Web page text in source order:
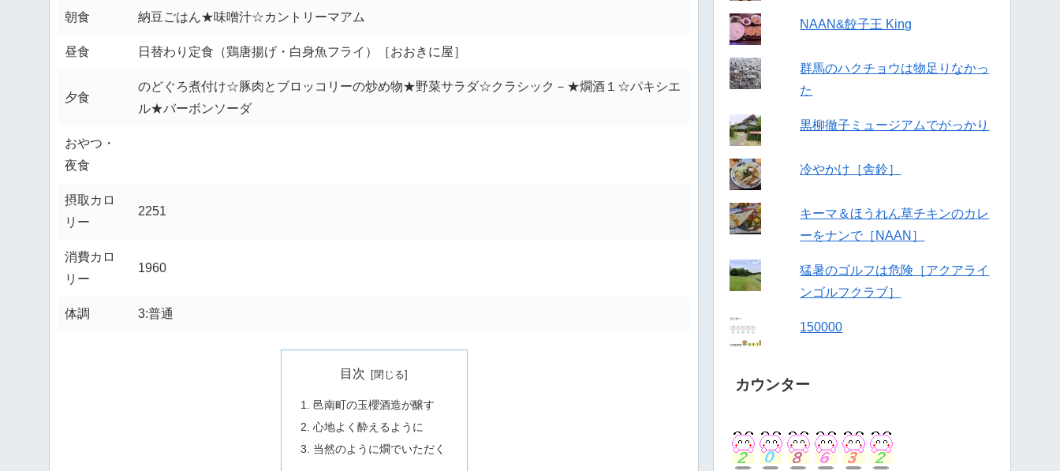
朝食 納豆ごはん★味噌汁☆カントリーマアム
昼食 日替わり定食（鶏唐揚げ・白身魚フライ）［おおきに屋］
夕食
のどぐろ煮付け☆豚肉とブロッコリーの炒め物★野菜サラダ☆クラシック－★燗酒１☆パキシエ
ル★バーボンソーダ
おやつ・
夜食
摂取カロ
リー
2251
消費カロ
リー
1960
体調 3:普通
目次
邑南町の玉櫻酒造が醸す
心地よく酔えるように
当然のように燗でいただく
NAAN&餃子王 King
群馬のハクチョウは物足りなかっ
た
黒柳徹子ミュージアムでがっかり
冷やかけ［舎鈴］
キーマ＆ほうれん草チキンのカレ
ーをナンで［NAAN］
猛暑のゴルフは危険［アクアライ
ンゴルフクラブ］
150000
カウンター